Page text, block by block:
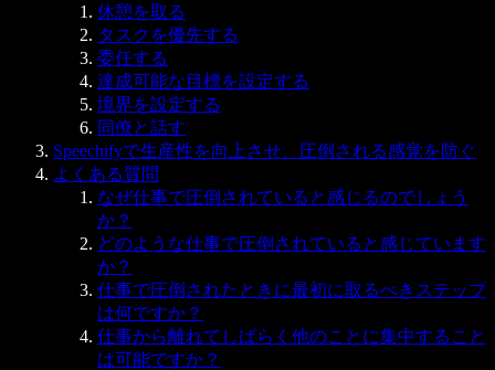
休憩を取る
タスクを優先する
委任する
達成可能な目標を設定する
境界を設定する
同僚と話す
Speechifyで生産性を向上させ、圧倒される感覚を防ぐ
よくある質問
なぜ仕事で圧倒されていると感じるのでしょう
か？
どのような仕事で圧倒されていると感じています
か？
仕事で圧倒されたときに最初に取るべきステップ
は何ですか？
仕事から離れてしばらく他のことに集中すること
は可能ですか？